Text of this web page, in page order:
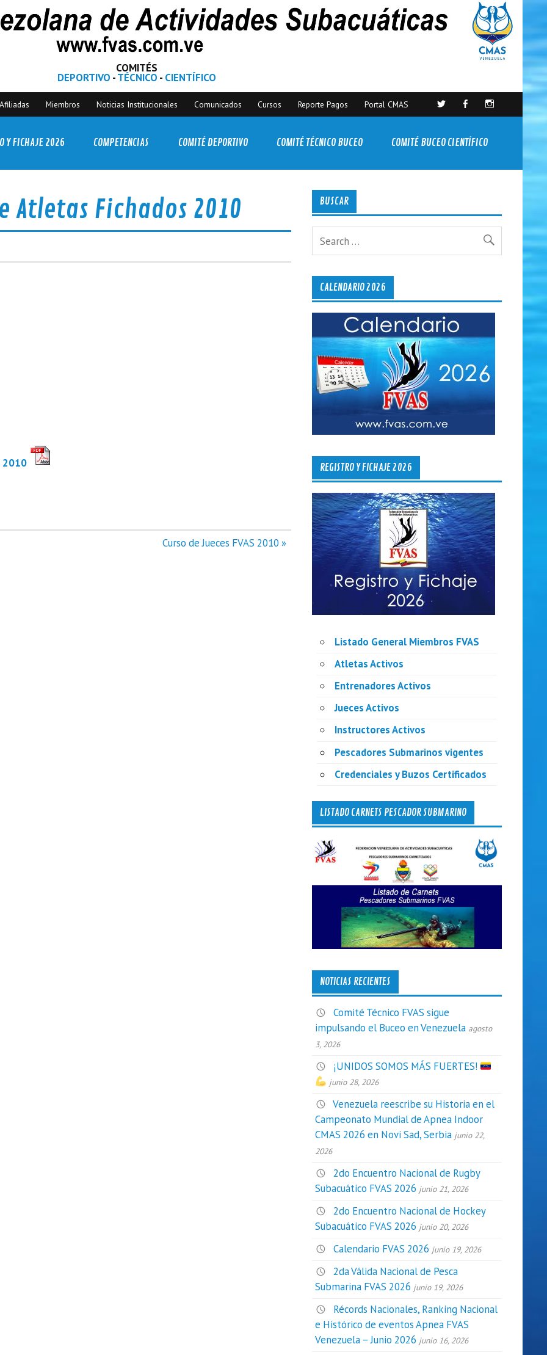
COMITÉS
DEPORTIVO -TÉCNICO - CIENTÍFICO
Miembros Noticias Institucionales Comunicados Cursos Reporte Pagos Portal CMAS
Y FICHAJE 2026 COMPETENCIAS COMITÉ DEPORTIVO COMITÉ TÉCNICO BUCEO COMITÉ BUCEO CIENTÍFICO
Atletas Fichados 2010
2010
Curso de Jueces FVAS 2010 »
BUSCAR
CALENDARIO 2026
REGISTRO Y FICHAJE 2026
Listado General Miembros FVAS
Atletas Activos
Entrenadores Activos
Jueces Activos
Instructores Activos
Pescadores Submarinos vigentes
Credenciales y Buzos Certificados
LISTADO CARNETS PESCADOR SUBMARINO
NOTICIAS RECIENTES
Comité Técnico FVAS sigue
impulsando el Buceo en Venezuela agosto
3, 2026
¡UNIDOS SOMOS MÁS FUERTES!
junio 28, 2026
Venezuela reescribe su Historia en el
Campeonato Mundial de Apnea Indoor
CMAS 2026 en Novi Sad, Serbia junio 22,
2026
2do Encuentro Nacional de Rugby
Subacuático FVAS 2026 junio 21, 2026
2do Encuentro Nacional de Hockey
Subacuático FVAS 2026 junio 20, 2026
Calendario FVAS 2026 junio 19, 2026
2da Válida Nacional de Pesca
Submarina FVAS 2026 junio 19, 2026
Récords Nacionales, Ranking Nacional
e Histórico de eventos Apnea FVAS
Venezuela – Junio 2026 junio 16, 2026